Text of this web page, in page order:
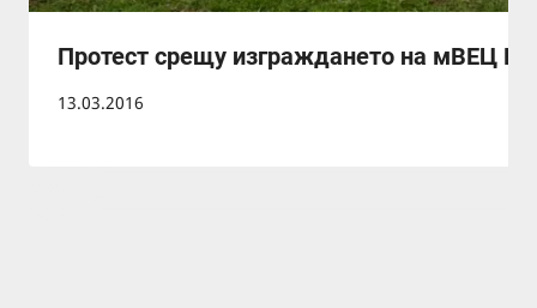
Протест срещу изграждането на мВЕЦ
13.03.2016